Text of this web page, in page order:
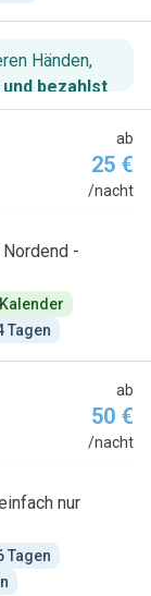
Händen,
bezahlst.
ab
25 €
/nacht
-
Tagen
ab
50 €
/nacht
nur
Tagen